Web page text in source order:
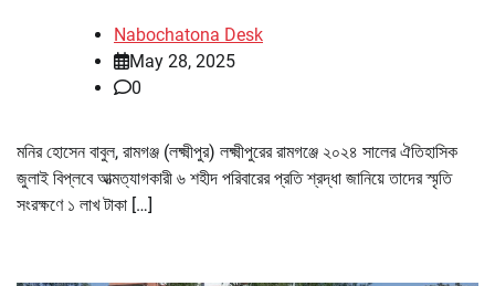
Nabochatona Desk
May 28, 2025
0
মনির হোসেন বাবুল, রামগঞ্জ (লক্ষ্মীপুর) লক্ষ্মীপুরের রামগঞ্জে ২০২৪ সালের ঐতিহাসিক
জুলাই বিপ্লবে আত্মত্যাগকারী ৬ শহীদ পরিবারের প্রতি শ্রদ্ধা জানিয়ে তাদের স্মৃতি
সংরক্ষণে ১ লাখ টাকা […]